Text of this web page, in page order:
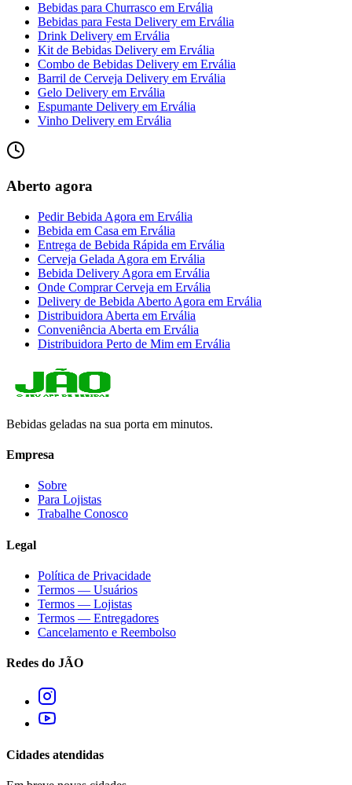
Bebidas para Churrasco em Ervália
Bebidas para Festa Delivery em Ervália
Drink Delivery em Ervália
Kit de Bebidas Delivery em Ervália
Combo de Bebidas Delivery em Ervália
Barril de Cerveja Delivery em Ervália
Gelo Delivery em Ervália
Espumante Delivery em Ervália
Vinho Delivery em Ervália
Aberto agora
Pedir Bebida Agora em Ervália
Bebida em Casa em Ervália
Entrega de Bebida Rápida em Ervália
Cerveja Gelada Agora em Ervália
Bebida Delivery Agora em Ervália
Onde Comprar Cerveja em Ervália
Delivery de Bebida Aberto Agora em Ervália
Distribuidora Aberta em Ervália
Conveniência Aberta em Ervália
Distribuidora Perto de Mim em Ervália
Bebidas geladas na sua porta em minutos.
Empresa
Sobre
Para Lojistas
Trabalhe Conosco
Legal
Política de Privacidade
Termos — Usuários
Termos — Lojistas
Termos — Entregadores
Cancelamento e Reembolso
Redes do JÃO
Cidades atendidas